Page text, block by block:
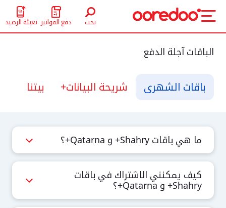
تخطي إلى المحتوى الرئيسي
بحث دفع الفواتير تعبئة الرصيد
الباقات آجلة الدفع
باقات الشهري شريحة البيانات+ بيتنا
ما هي باقات Shahry+ و Qatarna+؟
كيف يمكنني الاشتراك في باقات
Shahry+ و Qatarna+؟